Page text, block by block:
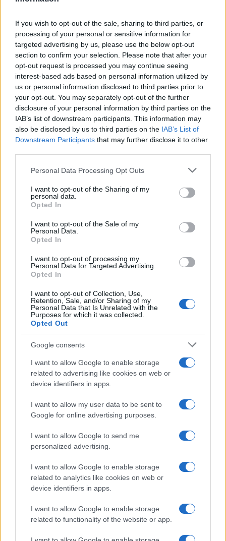
If you wish to opt-out of the sale, sharing to third parties, or
processing of your personal or sensitive information for
targeted advertising by us, please use the below opt-out
section to confirm your selection. Please note that after your
opt-out request is processed you may continue seeing
interest-based ads based on personal information utilized by
us or personal information disclosed to third parties prior to
your opt-out. You may separately opt-out of the further
disclosure of your personal information by third parties on the
IAB’s list of downstream participants. This information may
also be disclosed by us to third parties on the IAB’s List of
Downstream Participants that may further disclose it to other
Please note that this website/app uses one or more Google
not limited to your visit or usage behaviour. You may click to
grant or deny consent to Google and its third-party tags to
use your data for below specified purposes in below Google
consent section.
Personal Data Processing Opt Outs
I want to opt-out of the Sharing of my
personal data.
Opted In
I want to opt-out of the Sale of my
Personal Data.
Opted In
I want to opt-out of processing my
Personal Data for Targeted Advertising.
Opted In
I want to opt-out of Collection, Use,
Retention, Sale, and/or Sharing of my
Personal Data that Is Unrelated with the
Purposes for which it was collected.
Opted Out
Google consents
I want to allow Google to enable storage
related to advertising like cookies on web or
device identifiers in apps.
I want to allow my user data to be sent to
Google for online advertising purposes.
I want to allow Google to send me
personalized advertising.
I want to allow Google to enable storage
related to analytics like cookies on web or
device identifiers in apps.
I want to allow Google to enable storage
related to functionality of the website or app.
AUTORE
AiAdhubMedia
Continua a leggere
Nuova legge provinciale pone il benessere scolastico
EDUCAZIONE E CRESCITA